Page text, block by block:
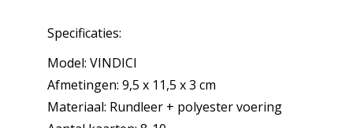
Specificaties:
Model: VINDICI
Afmetingen: 9,5 x 11,5 x 3 cm
Materiaal: Rundleer + polyester voering